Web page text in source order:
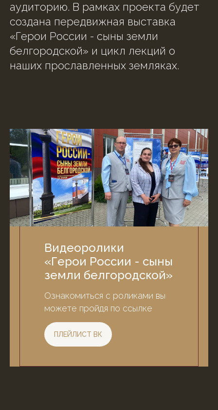
аудиторию. В рамках проекта будет
создана передвижная выставка
«Герои России - сыны земли
белгородской» и цикл лекций о
наших прославленных земляках.
Видеоролики
«Герои России - сыны
земли белгородской»
Ознакомиться с роликами вы
можете пройдя по ссылке
ПЛЕЙЛИСТ ВК